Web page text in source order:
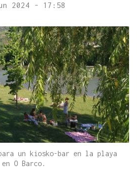
2024 - 17:58
un kiosko-bar en la playa
O Barco.